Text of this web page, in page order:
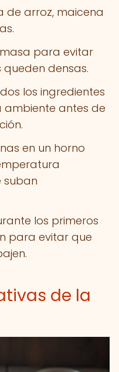
de arroz, maicena
para evitar
densas.
los ingredientes
antes de
en un horno
los primeros
para evitar que
de la